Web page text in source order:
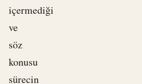
içermediği
ve
söz
konusu
sürecin